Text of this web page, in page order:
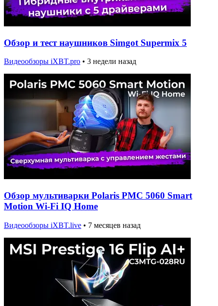
Обзор и тест наушников Simgot Supermix 5
Видеообзоры iXBT.pro • 3 недели назад
Обзор мультиварки Polaris PMC 5060 Smart
Motion Wi-Fi IQ Home
Видеообзоры iXBT.live • 7 месяцев назад